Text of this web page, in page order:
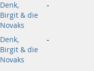
Denk,
Birgit & die
Novaks
-
Denk,
Birgit & die
Novaks
-